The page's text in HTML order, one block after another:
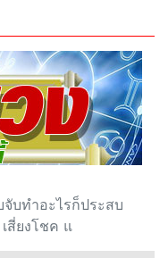
บทำอะไรก็ประสบ
สี่ยงโชค แ